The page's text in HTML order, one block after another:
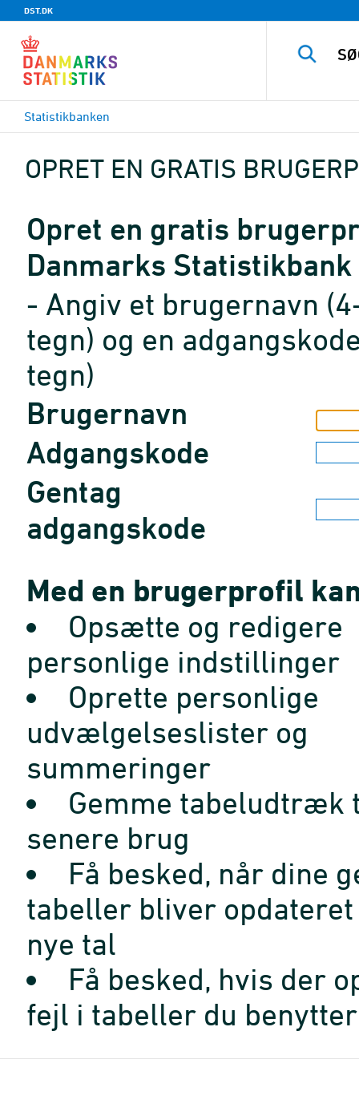
DST.DK
Statistikbanken
OPRET EN GRATIS
Opret en gratis
Danmarks Statistikbank
- Angiv et brugernavn
tegn) og en
tegn)
Brugernavn
Adgangskode
Gentag
adgangskode
Med en brugerprofil
Opsætte og redigere
personlige indstillinger
Oprette personlige
udvælgelseslister og
summeringer
Gemme tabeludtræk
senere brug
Få besked, når dine
tabeller bliver opdateret
nye tal
Få besked, hvis der
fejl i tabeller du benytter